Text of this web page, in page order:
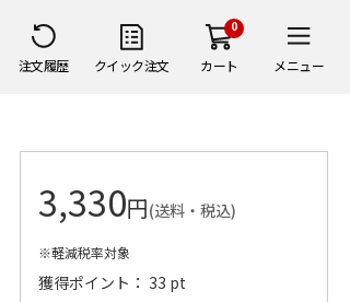
注文履歴 クイック注文
0
カート メニュー
3,330円(送料・税込)
※軽減税率対象
獲得ポイント： 33 pt